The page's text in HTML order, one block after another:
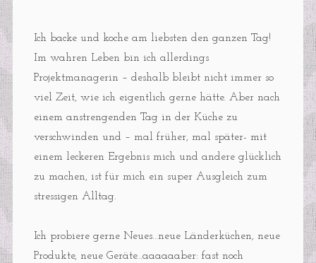
Ich backe und koche am liebsten den ganzen Tag!
Im wahren Leben bin ich allerdings
Projektmanagerin – deshalb bleibt nicht immer so
viel Zeit, wie ich eigentlich gerne hätte. Aber nach
einem anstrengenden Tag in der Küche zu
verschwinden und – mal früher, mal später- mit
einem leckeren Ergebnis mich und andere glücklich
zu machen, ist für mich ein super Ausgleich zum
stressigen Alltag.
Ich probiere gerne Neues…neue Länderküchen, neue
Produkte, neue Geräte…aaaaaaber: fast noch